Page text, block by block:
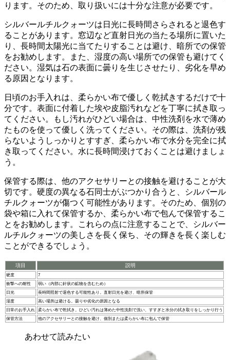
ります。そのため、 取り扱いには十分な注意が必要です。
シルバールチルクォーツは日光に長時間さらされると退色す
る ことがあります。窓辺など直射日光の当たる場所に置いた
り、長時間太陽光に当てたりすることは避け、 暗所での保管
をお勧めします。また、湿度の高い場所での保管も避けてく
ださい。湿気は石の表面に曇りを生じさせたり、劣化を早め
る原因となります。
日頃のお手入れは、 柔らかい布で優しく乾拭きするだけで十
分です。表面に付着した埃や皮脂汚れなどを丁寧に拭き取っ
てください。もし汚れがひどい場合は、 中性洗剤を水で薄め
たものを使って優しく洗ってください。その際は、洗剤が残
らないようしっかりとすすぎ、 柔らかい布で水分を完全に拭
き取って ください。水に長時間浸けておくことは避けましょ
う。
保管する際は、 他のアクセサリーとの接触を避ける ことが大
切です。硬度の異なる石同士がぶつかり合うと、シルバール
チルクォーツが傷つく可能性があります。そのため、 個別の
袋や箱に入れて保管するか、 柔らかい布で包んで保管するこ
とをお勧めします。これらの点に注意することで、シルバー
ルチルクォーツの美しさを長く保ち、その輝きを長く楽しむ
ことができるでしょう。
項目 説明
硬度
7
衝撃への耐性
弱い（内部に針状の鉱物を含むため）
日光
長時間照射で退色する可能性あり。直射日光を避け、暗所保管
湿度
高い場所は避ける。曇りや劣化の原因となる
日常のお手入れ
柔らかい布で乾拭き。ひどい汚れは薄めた中性洗剤で洗い、すすぎと水分の拭き取りをしっかり行う
保管方法
他のアクセサリーとの接触を避け、個別または柔らかい布に包んで保管
あわせて読みたい